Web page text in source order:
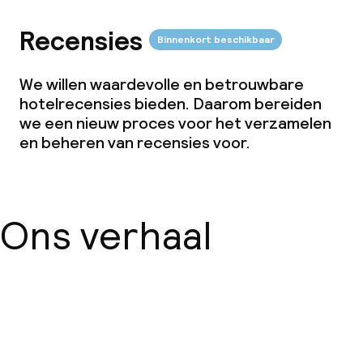
Recensies Binnenkort beschikbaar
We willen waardevolle en betrouwbare
hotelrecensies bieden. Daarom bereiden
we een nieuw proces voor het verzamelen
en beheren van recensies voor.
Ons verhaal